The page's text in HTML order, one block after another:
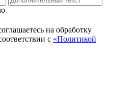
на обработку
с «Политикой